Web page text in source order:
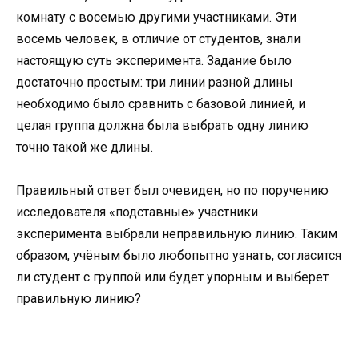
комнату с восемью другими участниками. Эти
восемь человек, в отличие от студентов, знали
настоящую суть эксперимента. Задание было
достаточно простым: три линии разной длины
необходимо было сравнить с базовой линией, и
целая группа должна была выбрать одну линию
точно такой же длины.
Правильный ответ был очевиден, но по поручению
исследователя «подставные» участники
эксперимента выбрали неправильную линию. Таким
образом, учёным было любопытно узнать, согласится
ли студент с группой или будет упорным и выберет
правильную линию?